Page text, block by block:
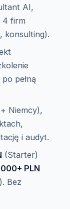
AI,
4 firm
konsulting).
pełną
Niemcy),
i audyt.
(Starter)
PLN
Bez